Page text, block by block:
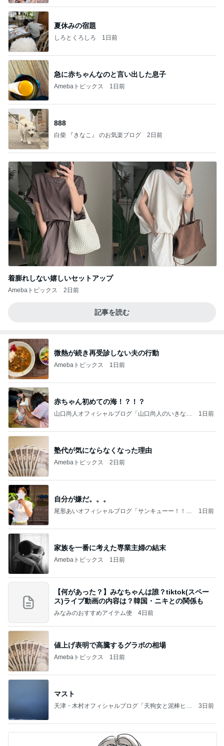
夏休みの宿題
しろとくろしろ 1日前
急に赤ちゃんなのと言い出した息子
Amebaトピックス 1日前
888
白柴 『きなこ』 のお気楽ブログ 2日前
着膨れしない嬉しいセットアップ
Amebaトピックス 2日前
記事を読む
微熱が続き再受診しない夫の行動
Amebaトピックス 1日前
赤ちゃん初めての海！？！？
山口尚人オフィシャルブログ「山口尚人のいきなり
1日前
塾代が気にならなくなった理由
Amebaトピックス 2日前
自分が嫌だ。。。
尾形あいオフィシャルブログ「サンキューー！！尾
1日前
家族を一番に考えた専業主婦の結末
Amebaトピックス 1日前
【何があった？】みなちゃんは誰？tiktok(スペー
ス)ライブ動画の内容は？韓国・ニキとの関係も
みなみのおすすめアイテム便 4日前
値上げ表明で高騰するグラボの相場
Amebaトピックス 1日前
マスト
天津・木村オフィシャルブログ「天狗女と泥棒ヒゲ
3日前